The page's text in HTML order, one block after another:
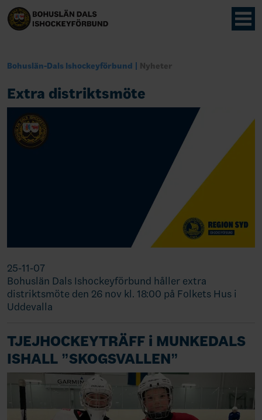
Bohuslän-Dals Ishockeyförbund Nyheter
Extra distriktsmöte
25-11-07
Bohuslän Dals Ishockeyförbund håller extra
distriktsmöte den 26 nov kl. 18:00 på Folkets Hus i
Uddevalla
TJEJHOCKEYTRÄFF i MUNKEDALS
ISHALL ”SKOGSVALLEN”